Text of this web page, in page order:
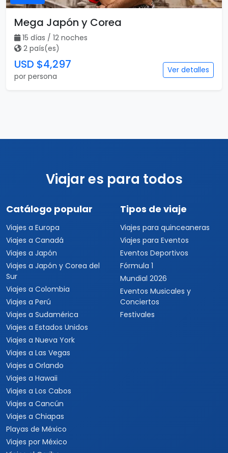
Mega Japón y Corea
15 días / 12 noches
2 país(es)
USD $4,297
por persona
Ver detalles
Viajar es para todos
Catálogo popular
Viajes a Europa
Viajes a Canadá
Viajes a Japón
Viajes a Japón y Corea del
Sur
Viajes a Colombia
Viajes a Perú
Viajes a Sudamérica
Viajes a Estados Unidos
Viajes a Nueva York
Viajes a Las Vegas
Viajes a Orlando
Viajes a Hawaii
Viajes a Los Cabos
Viajes a Cancún
Viajes a Chiapas
Playas de México
Viajes por México
Tipos de viaje
Viajes para quinceaneras
Viajes para Eventos
Eventos Deportivos
Fórmula 1
Mundial 2026
Eventos Musicales y
Conciertos
Festivales